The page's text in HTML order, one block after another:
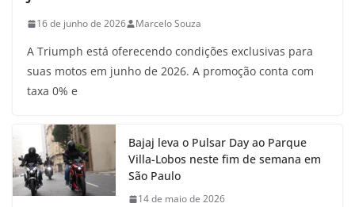
16 de junho de 2026 Marcelo Souza
A Triumph está oferecendo condições exclusivas para
suas motos em junho de 2026. A promoção conta com
taxa 0% e
Bajaj leva o Pulsar Day ao Parque
Villa-Lobos neste fim de semana em
São Paulo
14 de maio de 2026